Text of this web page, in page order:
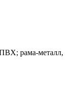
рама-металл,